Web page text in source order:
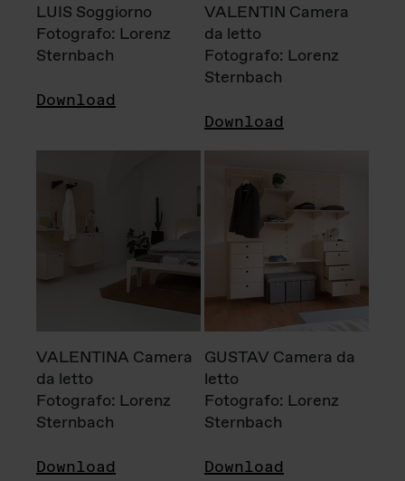
LUIS Soggiorno
Fotografo: Lorenz
Sternbach
Download
VALENTIN Camera
da letto
Fotografo: Lorenz
Sternbach
Download
VALENTINA Camera
da letto
Fotografo: Lorenz
Sternbach
Download
GUSTAV Camera da
letto
Fotografo: Lorenz
Sternbach
Download